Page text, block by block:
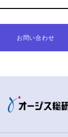
お問い合わせ